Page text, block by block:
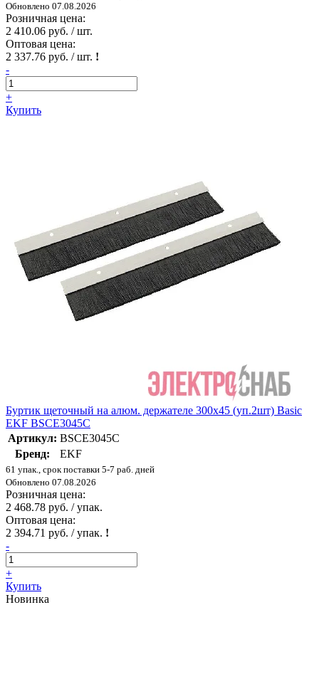
Обновлено 07.08.2026
Розничная цена:
2 410.06 руб. / шт.
Оптовая цена:
2 337.76 руб. / шт. !
-
+
Купить
Буртик щеточный на алюм. держателе 300х45 (уп.2шт) Basic
EKF BSCE3045C
Артикул: BSCE3045C
Бренд:
EKF
61 упак., срок поставки 5-7 раб. дней
Обновлено 07.08.2026
Розничная цена:
2 468.78 руб. / упак.
Оптовая цена:
2 394.71 руб. / упак. !
-
+
Купить
Новинка